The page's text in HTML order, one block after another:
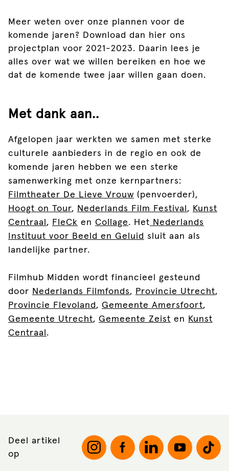
Meer weten over onze plannen voor de
komende jaren? Download dan hier ons
projectplan voor 2021-2023. Daarin lees je
alles over wat we willen bereiken en hoe we
dat de komende twee jaar willen gaan doen.
Met dank aan..
Afgelopen jaar werkten we samen met sterke
culturele aanbieders in de regio en ook de
komende jaren hebben we een sterke
samenwerking met onze kernpartners:
Filmtheater De Lieve Vrouw (penvoerder),
Hoogt on Tour, Nederlands Film Festival , Kunst
Centraal , FleCk en Collage. Het Nederlands
Instituut voor Beeld en Geluid sluit aan als
landelijke partner.
Filmhub Midden wordt financieel gesteund
door Nederlands Filmfonds, Provincie Utrecht,
Provincie Flevoland , Gemeente Amersfoort,
Gemeente Utrecht, Gemeente Zeist en
Kunst
Centraal .
Deel artikel
op